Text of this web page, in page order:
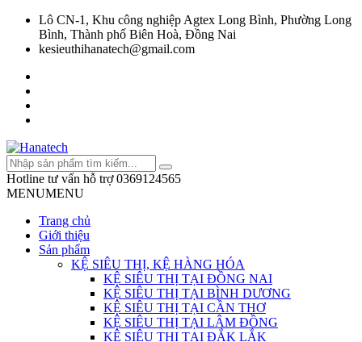
Lô CN-1, Khu công nghiệp Agtex Long Bình, Phường Long
Bình, Thành phố Biên Hoà, Đồng Nai
kesieuthihanatech@gmail.com
Hotline tư vấn hỗ trợ 0369124565
MENUMENU
Trang chủ
Giới thiệu
Sản phẩm
KỆ SIÊU THỊ, KỆ HÀNG HÓA
KỆ SIÊU THỊ TẠI ĐỒNG NAI
KỆ SIÊU THỊ TẠI BÌNH DƯƠNG
KỆ SIÊU THỊ TẠI CẦN THƠ
KỆ SIÊU THỊ TẠI LÂM ĐỒNG
KỆ SIÊU THỊ TẠI ĐẮK LẮK